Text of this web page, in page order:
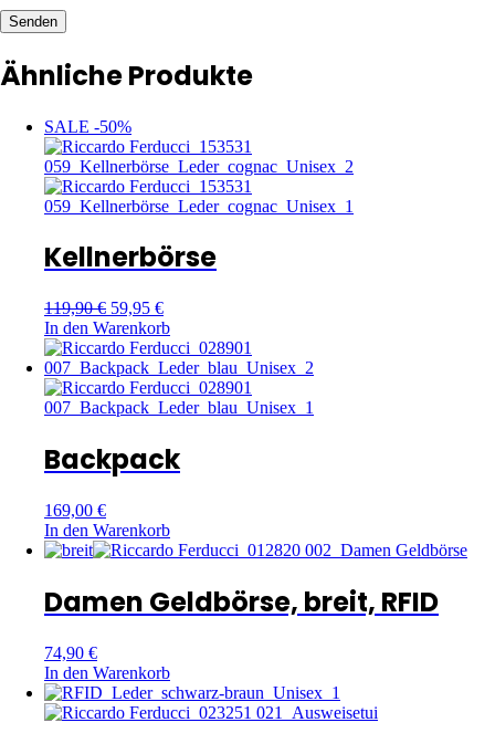
Senden
Ähnliche Produkte
SALE -50%
Kellnerbörse
119,90€ 59,95 €
In den Warenkorb
Backpack
169,00 €
In den Warenkorb
Damen Geldbörse, breit, RFID
74,90 €
In den Warenkorb